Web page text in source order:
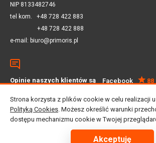
NIP 8133482746
tel kom. +48 728 422 883
+48 728 422 888
e-mail: biuro@primoris.pl
Opinie naszych klientów są
Facebook 88
© 2025 Primoris Sp. z o.o. Wszystkie prawa
Lemonade Studio
Strona korzysta z plików cookie w celu realizacji
Polityką Cookies. Możesz określić warunki
dostępu mechanizmu cookie w Twojej
Akceptuję